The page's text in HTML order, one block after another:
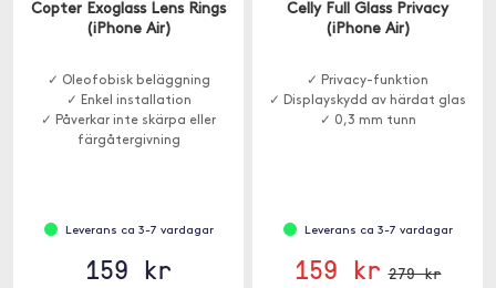
Copter Exoglass Lens Rings
(iPhone Air)
✓ Oleofobisk beläggning
✓ Enkel installation
✓ Påverkar inte skärpa eller
färgåtergivning
Leverans ca 3-7 vardagar
159 kr
Celly Full Glass Privacy
(iPhone Air)
✓ Privacy-funktion
✓ Displayskydd av härdat glas
✓ 0,3 mm tunn
Leverans ca 3-7 vardagar
159 kr 279 kr